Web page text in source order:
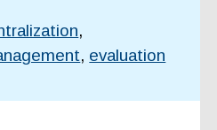
,
, evaluation